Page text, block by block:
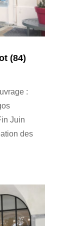
(84)
:
Juin
des